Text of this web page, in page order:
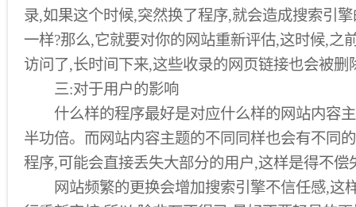
录,如果这个时候,突然换了程序,就会造成搜索引
一样?那么,它就要对你的网站重新评估,这时候,之
访问了,长时间下来,这些收录的网页链接也会被删
三:对于用户的影响
什么样的程序最好是对应什么样的网站内容主
半功倍。而网站内容主题的不同同样也会有不同
程序,可能会直接丢失大部分的用户,这样是得不偿
网站频繁的更换会增加搜索引擎不信任感,这